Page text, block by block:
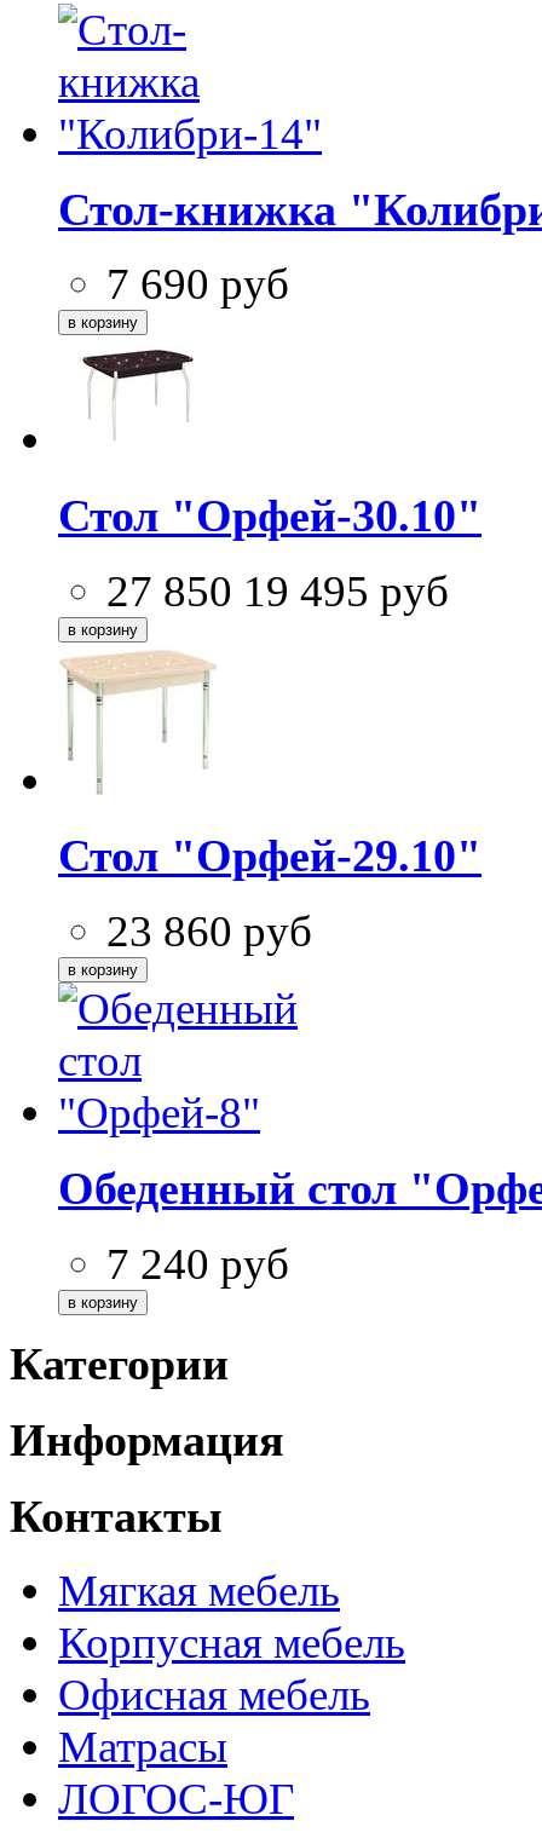
Стол-книжка
7 690 руб
Стол "Орфей-30.10"
27 850 19 495 руб
Стол "Орфей-29.10"
23 860 руб
Обеденный стол
7 240 руб
Категории
Информация
Контакты
Мягкая мебель
Корпусная мебель
Офисная мебель
Матрасы
ЛОГОС-ЮГ